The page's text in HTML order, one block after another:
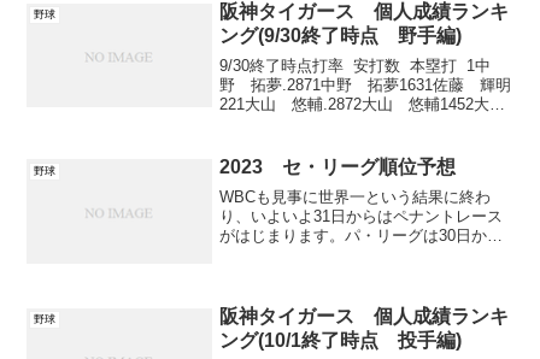
野球
阪神タイガース 個人成績ランキ
ング(9/30終了時点 野手編)
9/30終了時点打率 安打数 本塁打 1中
野 拓夢.2871中野 拓夢1631佐藤 輝明
221大山 悠輔.2872大山 悠輔1452大
野球 2023 セ・リーグ順位予想
WBCも見事に世界一という結果に終わ
り、いよいよ31日からはペナントレース
がはじまります。パ・リーグは30日から
目なしにです。まず、...
野球
阪神タイガース 個人成績ランキ
ング(10/1終了時点 投手編)